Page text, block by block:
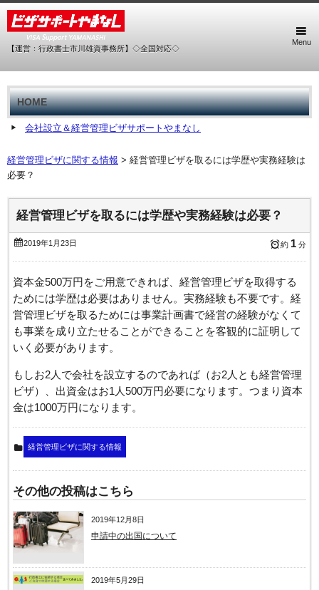
【運営：行政書士市川雄資事務所】◇全国対応◇
Menu
HOME
会社設立＆経営管理ビザサポートやまなし
経営管理ビザに関する情報 > 経営管理ビザを取るには学歴や実務経験は
必要？
経営管理ビザを取るには学歴や実務経験は必要？
2019年1月23日 約 1 分
資本金500万円をご用意できれば、経営管理ビザを取得する
ためには学歴は必要はありません。実務経験も不要です。経
営管理ビザを取るためには事業計画書で経営の経験がなくて
も事業を成り立たせることができることを客観的に証明して
いく必要があります。
もしお2人で会社を設立するのであれば（お2人とも経営管理
ビザ）、出資金はお1人500万円必要になります。つまり資本
金は1000万円になります。
経営管理ビザに関する情報
その他の投稿はこちら
2019年12月8日
申請中の出国について
2019年5月29日